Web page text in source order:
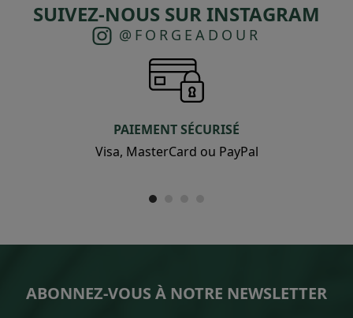
SUIVEZ-NOUS SUR INSTAGRAM
@FORGEADOUR
PAIEMENT SÉCURISÉ
Visa, MasterCard ou PayPal
ABONNEZ-VOUS À NOTRE NEWSLETTER